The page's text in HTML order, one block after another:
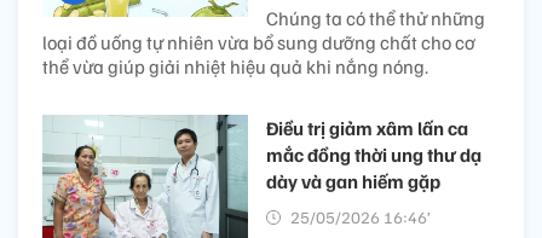
Chúng ta có thể thử những
loại đồ uống tự nhiên vừa bổ sung dưỡng chất cho cơ
thể vừa giúp giải nhiệt hiệu quả khi nắng nóng.
Điều trị giảm xâm lấn ca
mắc đồng thời ung thư dạ
dày và gan hiếm gặp
25/05/2026 16:46’